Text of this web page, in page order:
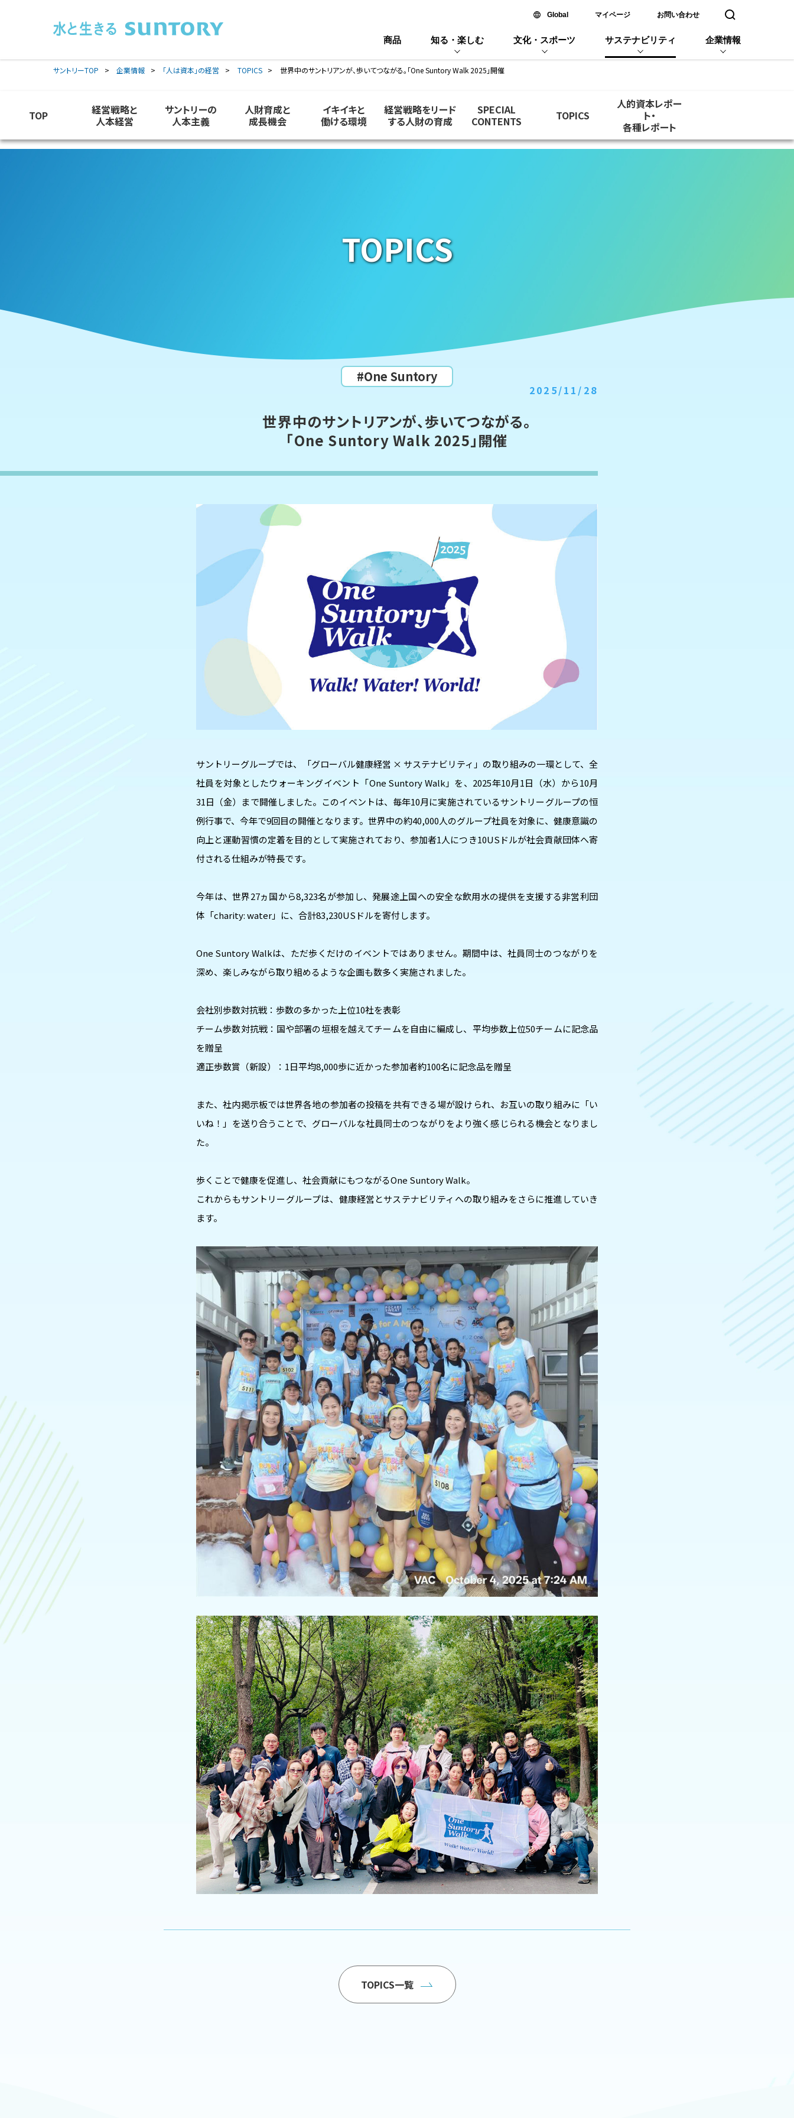
Global新しいウィンドウで開く
マイページ お問い合わせ 検索窓を開く
商品 知る・楽しむ 文化・スポーツ サステナビリティ 企業情報
サントリーTOP 企業情報 「人は資本」の経営 TOPICS 世界中のサントリアンが、歩いてつながる。「One Suntory Walk 2025」開催
TOP
経営戦略と
人本経営
サントリーの
人本主義
人財育成と
成長機会
イキイキと
働ける環境
経営戦略をリード
する人財の育成
SPECIAL
CONTENTS
TOPICS
人的資本レポー
ト・
各種レポート
TOPICS
世界中のサントリアンが、歩いてつながる。
「One Suntory Walk 2025」開催
2025/11/28
#One Suntory
サントリーグループでは、「グローバル健康経営 × サステナビリティ」の取り組みの一環として、全
社員を対象としたウォーキングイベント「One Suntory Walk」を、2025年10月1日（水）から10月
31日（金）まで開催しました。このイベントは、毎年10月に実施されているサントリーグループの恒
例行事で、今年で9回目の開催となります。世界中の約40,000人のグループ社員を対象に、健康意識の
向上と運動習慣の定着を目的として実施されており、参加者1人につき10USドルが社会貢献団体へ寄
付される仕組みが特長です。
今年は、世界27ヵ国から8,323名が参加し、発展途上国への安全な飲用水の提供を支援する非営利団
体「charity: water」に、合計83,230USドルを寄付します。
One Suntory Walkは、ただ歩くだけのイベントではありません。期間中は、社員同士のつながりを
深め、楽しみながら取り組めるような企画も数多く実施されました。
会社別歩数対抗戦：歩数の多かった上位10社を表彰
チーム歩数対抗戦：国や部署の垣根を越えてチームを自由に編成し、平均歩数上位50チームに記念品
を贈呈
適正歩数賞（新設）：1日平均8,000歩に近かった参加者約100名に記念品を贈呈
また、社内掲示板では世界各地の参加者の投稿を共有できる場が設けられ、お互いの取り組みに「い
いね！」を送り合うことで、グローバルな社員同士のつながりをより強く感じられる機会となりまし
た。
歩くことで健康を促進し、社会貢献にもつながるOne Suntory Walk。
これからもサントリーグループは、健康経営とサステナビリティへの取り組みをさらに推進していき
ます。
TOPICS一覧